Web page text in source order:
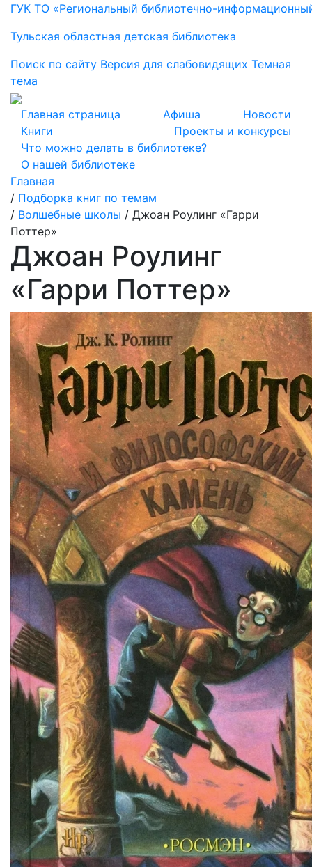
ГУК ТО «Региональный библиотечно-
Тульская областная детская библиотека
Поиск по сайту Версия для слабовидящих Темная
тема
Главная страница Афиша
Новости
Книги
Проекты и конкурсы
Что можно делать в библиотеке?
О нашей библиотеке
Главная
/ Подборка книг по темам
/ Волшебные школы / Джоан Роулинг «Гарри
Поттер»
Джоан Роулинг
«Гарри Поттер»